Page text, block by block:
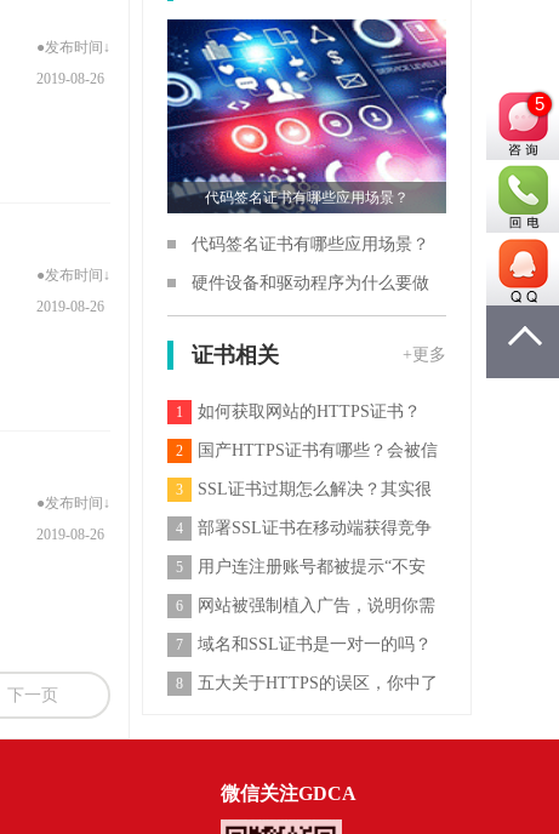
●发布时间↓
2019-08-26
●发布时间↓
2019-08-26
●发布时间↓
2019-08-26
下一页
代码签名证书有哪些应用场景？
代码签名证书有哪些应用场景？
硬件设备和驱动程序为什么要做
HCK测试认证
证书相关 +更多
1 如何获取网站的HTTPS证书？
2
国产HTTPS证书有哪些？会被信
任吗？
3
SSL证书过期怎么解决？其实很
简单
4
部署SSL证书在移动端获得竞争
优势
5
用户连注册账号都被提示“不安
全”，你说SSL证
6
网站被强制植入广告，说明你需
要SSL证书！
7
域名和SSL证书是一对一的吗？
单域名与多域名证
8
五大关于HTTPS的误区，你中了
微信关注GDCA
5